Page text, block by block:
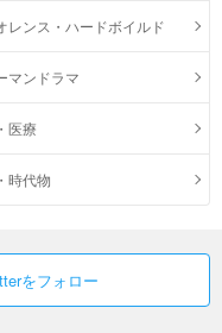
レンス・ハードボイルド
マンドラマ
医療
時代物
をフォロー